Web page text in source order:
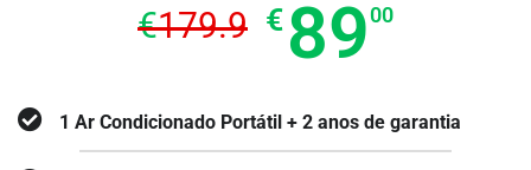
€179.9 €8900
1 Ar Condicionado Portátil + 2 anos de garantia